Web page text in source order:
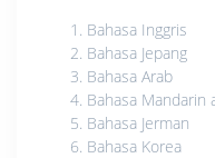
Bahasa Inggris
Bahasa Jepang
Bahasa Arab
Bahasa Mandarin
Bahasa Jerman
Bahasa Korea